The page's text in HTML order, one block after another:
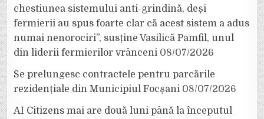
chestiunea sistemului anti-grindină, deși
fermierii au spus foarte clar că acest sistem a adus
numai nenorociri”, susține Vasilică Pamfil, unul
din liderii fermierilor vrânceni 08/07/2026
Se prelungesc contractele pentru parcările
rezidențiale din Municipiul Focșani 08/07/2026
AI Citizens mai are două luni până la începutul